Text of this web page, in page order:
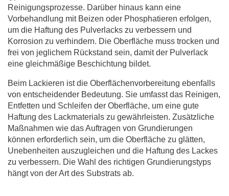
Reinigungsprozesse. Darüber hinaus kann eine
Vorbehandlung mit Beizen oder Phosphatieren erfolgen,
um die Haftung des Pulverlacks zu verbessern und
Korrosion zu verhindern. Die Oberfläche muss trocken und
frei von jeglichem Rückstand sein, damit der Pulverlack
eine gleichmäßige Beschichtung bildet.
Beim Lackieren ist die Oberflächenvorbereitung ebenfalls
von entscheidender Bedeutung. Sie umfasst das Reinigen,
Entfetten und Schleifen der Oberfläche, um eine gute
Haftung des Lackmaterials zu gewährleisten. Zusätzliche
Maßnahmen wie das Auftragen von Grundierungen
können erforderlich sein, um die Oberfläche zu glätten,
Unebenheiten auszugleichen und die Haftung des Lackes
zu verbessern. Die Wahl des richtigen Grundierungstyps
hängt von der Art des Substrats ab.